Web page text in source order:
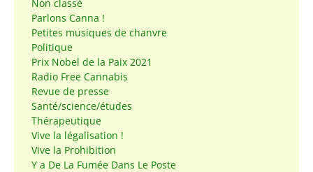
Non classé
Parlons Canna !
Petites musiques de chanvre
Politique
Prix Nobel de la Paix 2021
Radio Free Cannabis
Revue de presse
Santé/science/études
Thérapeutique
Vive la légalisation !
Vive la Prohibition
Y a De La Fumée Dans Le Poste